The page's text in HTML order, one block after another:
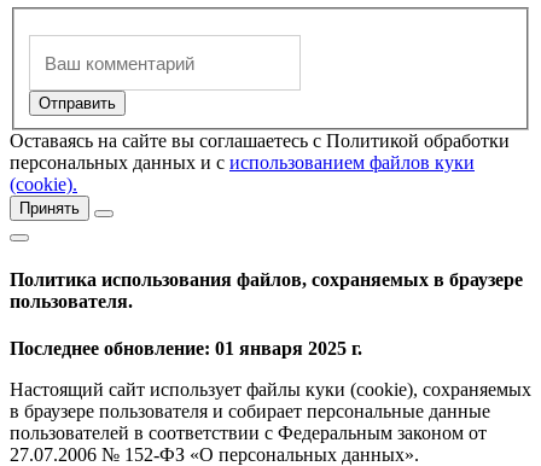
Оставаясь на сайте вы соглашаетесь с Политикой обработки
персональных данных и с использованием файлов куки
(cookie).
Принять
Политика использования файлов, сохраняемых в браузере
пользователя.
Последнее обновление: 01 января 2025 г.
Настоящий сайт использует файлы куки (cookie), сохраняемых
в браузере пользователя и собирает персональные данные
пользователей в соответствии с Федеральным законом от
27.07.2006 № 152-ФЗ «О персональных данных».